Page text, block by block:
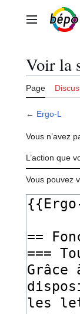
contenuMenu
Voir la
Page
← Ergo-L
Vous n’avez
L’action que
Vous pouvez